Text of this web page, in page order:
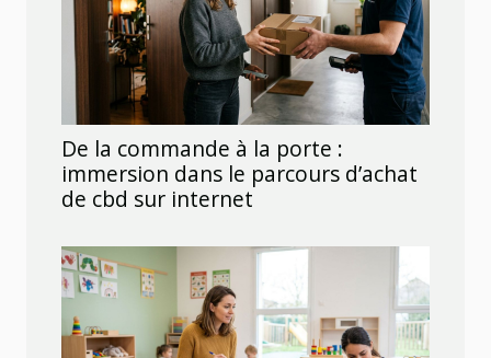
De la commande à la porte :
immersion dans le parcours d’achat
de cbd sur internet